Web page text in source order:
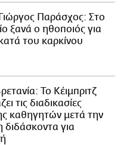
Παράσχος: Στο
ξανά ο ηθοποιός για
του καρκίνου
Το Κέιμπριτζ
τις διαδικασίες
καθηγητών μετά την
διδάσκοντα για